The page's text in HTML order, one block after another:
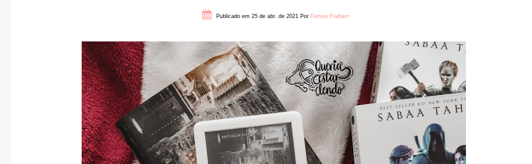
Publicado em 25 de abr. de 2021 Por Denise Flaibam